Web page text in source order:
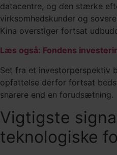
datacentre, og den stærke
virksomhedskunder og
Kina overstiger fortsat
Læs også: Fondens
Set fra et investorperspektiv
opfattelse derfor fortsat
snarere end en forudsætning.
Vigtigste
teknologiske